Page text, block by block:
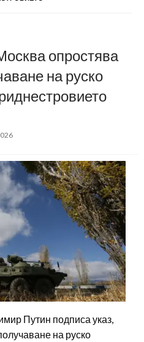
опростява
на руско
Путин подписа указ,
на руско